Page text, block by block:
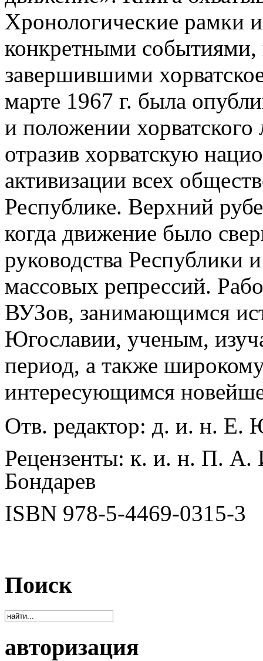
Хронологические рамки
конкретными
завершившими
марте 1967 г. была
и положении хорватского
отразив хорватскую
активизации всех
Республике. Верхний
когда движение было
руководства Республики
массовых репрессий.
ВУЗов, занимающимся
Югославии, ученым,
период, а также
интересующимся
Отв. редактор: д. и. н. Е.
Рецензенты: к. и. н. П. А.
Бондарев
ISBN 978-5-4469-0315-3
Поиск
авторизация